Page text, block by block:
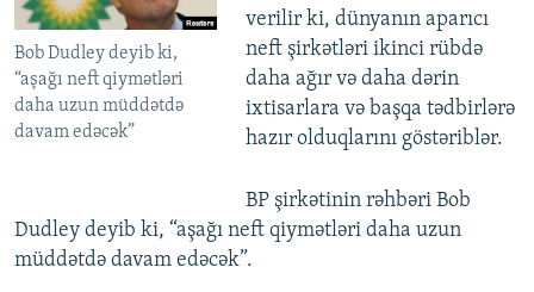
Bob Dudley deyib ki,
“aşağı neft qiymətləri
daha uzun müddətdə
davam edəcək”
verilir ki, dünyanın aparıcı
neft şirkətləri ikinci rübdə
daha ağır və daha dərin
ixtisarlara və başqa tədbirlərə
hazır olduqlarını göstəriblər.
BP şirkətinin rəhbəri Bob
Dudley deyib ki, “aşağı neft qiymətləri daha uzun
müddətdə davam edəcək”.